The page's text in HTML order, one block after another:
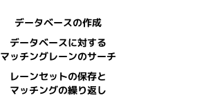
データベースの作成
データベースに対する
マッチングレーンのサーチ
レーンセットの保存と
マッチングの繰り返し